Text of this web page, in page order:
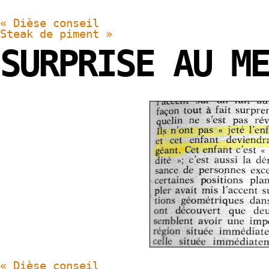
« Dièse conseil
Steak de piment »
SURPRISE AU
« Dièse conseil